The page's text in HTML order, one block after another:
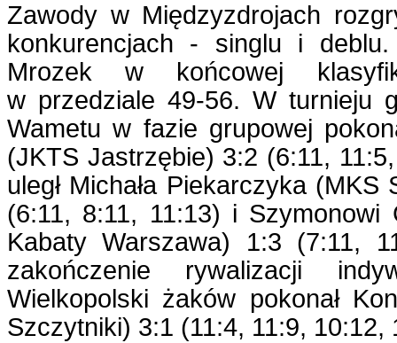
Zawody w Międzyzdrojach
konkurencjach - singlu i
Mrozek w końcowej
w przedziale 49-56. W turnieju
Wametu w fazie grupowej
(JKTS Jastrzębie) 3:2 (6:11,
uległ Michała Piekarczyka
(6:11, 8:11, 11:13) i Szymonowi
Kabaty Warszawa) 1:3 (7:11,
zakończenie rywalizacji
Wielkopolski żaków pokonał
Szczytniki) 3:1 (11:4, 11:9, 10:12,